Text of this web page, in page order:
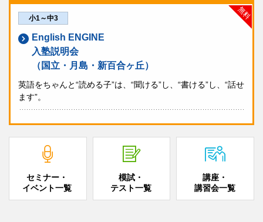
無料
小1～中3
English ENGINE
入塾説明会
（国立・月島・新百合ヶ丘）
英語をちゃんと“読める子”は、“聞ける”し、“書ける”し、“話せ
ます”。
セミナー・
イベント一覧
模試・
テスト一覧
講座・
講習会一覧